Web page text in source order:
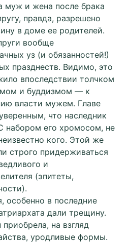
муж и жена после брака
правда, разрешено
в доме ее родителей.
вообще
уз (и обязанностей!)
празднеств. Видимо, это
впоследствии толчком
и буддизмом — к
власти мужем. Главе
что наследник
набором его хромосом, не
кого. Этой же
строго придерживаться
и
(эпитеты,
особенно в последние
дали трещину.
на взгляд
уродливые формы.